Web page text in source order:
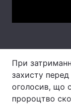
Інтерв'ю
Архів
Контакти
Послуги
При
захисту
оголосив, що
пророцтво